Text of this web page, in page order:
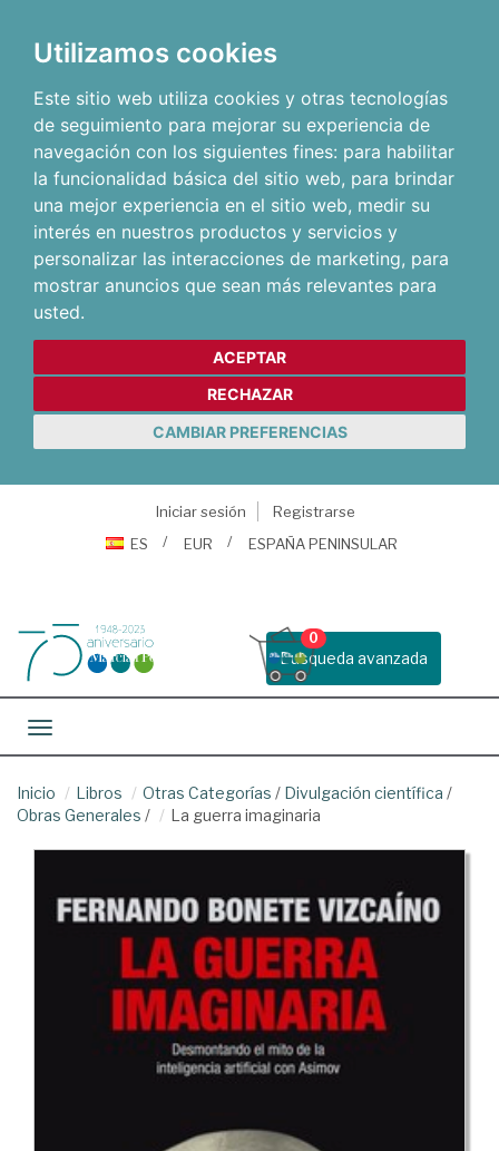
Utilizamos cookies
Este sitio web utiliza cookies y otras tecnologías
de seguimiento para mejorar su experiencia de
navegación con los siguientes fines: para habilitar
la funcionalidad básica del sitio web, para brindar
una mejor experiencia en el sitio web, medir su
interés en nuestros productos y servicios y
personalizar las interacciones de marketing, para
mostrar anuncios que sean más relevantes para
usted.
ACEPTAR
RECHAZAR
CAMBIAR PREFERENCIAS
Iniciar sesión
Registrarse
ES
EUR ESPAÑA PENINSULAR
Busqueda avanzada
0
Toggle navigation
Inicio Libros Otras Categorías / Divulgación científica /
Obras Generales / La guerra imaginaria